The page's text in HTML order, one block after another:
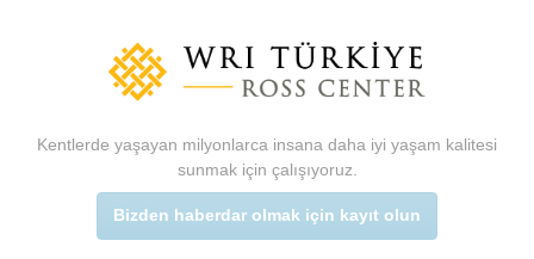
Kentlerde yaşayan milyonlarca insana daha iyi yaşam kalitesi
sunmak için çalışıyoruz.
Bizden haberdar olmak için kayıt olun